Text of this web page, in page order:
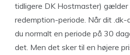
tidligere DK Hostmaster) gælder
redemption-periode. Når dit
du normalt en periode på 30
det. Men det sker til en højere